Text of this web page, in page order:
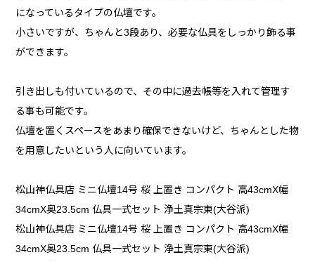
になっているタイプの仏壇です。
小さいですが、ちゃんと3段あり、必要な仏具をしっかり飾る事
ができます。
引き出しも付いているので、その中に過去帳等を入れて管理す
る事も可能です。
仏壇を置くスペースをあまり確保できないけど、ちゃんとした物
を用意したいという人に向いています。
松山神仏具店 ミニ仏壇14号 桜 上置き コンパクト 高43cmX幅
34cmX奥23.5cm 仏具一式セット 浄土真宗東(大谷派)
松山神仏具店 ミニ仏壇14号 桜 上置き コンパクト 高43cmX幅
34cmX奥23.5cm 仏具一式セット 浄土真宗東(大谷派)